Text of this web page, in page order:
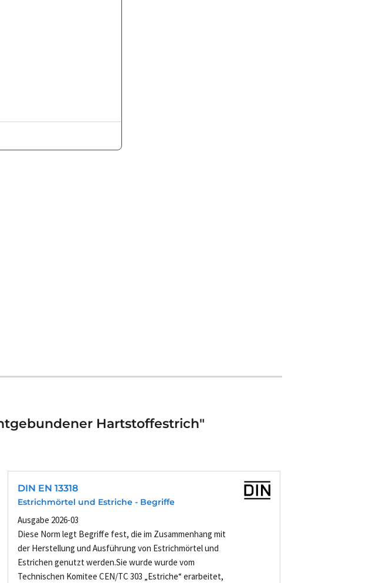
Hartstoffestrich"
DIN EN 13318
Estrichmörtel und Estriche - Begriffe
Ausgabe 2026-03
Diese Norm legt Begriffe fest, die im Zusammenhang mit
der Herstellung und Ausführung von Estrichmörtel und
Estrichen genutzt werden.Sie wurde wurde vom
Technischen Komitee CEN/TC 303 „Estriche“ erarbeitet,